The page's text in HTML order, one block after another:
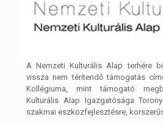
A Nemzeti Kulturális Alap terhére
vissza nem térítendő támogatás
Kollégiuma, mint támogató
Kulturális Alap Igazgatósága
szakmai eszközfejlesztésre,